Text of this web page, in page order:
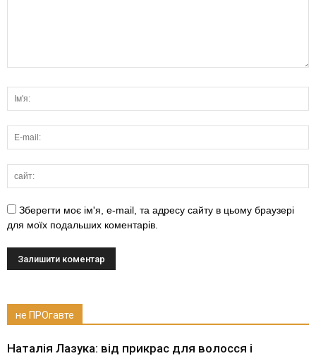
Зберегти моє ім'я, e-mail, та адресу сайту в цьому браузері
для моїх подальших коментарів.
не ПРОгавте
Наталія Лазука: від прикрас для волосся і